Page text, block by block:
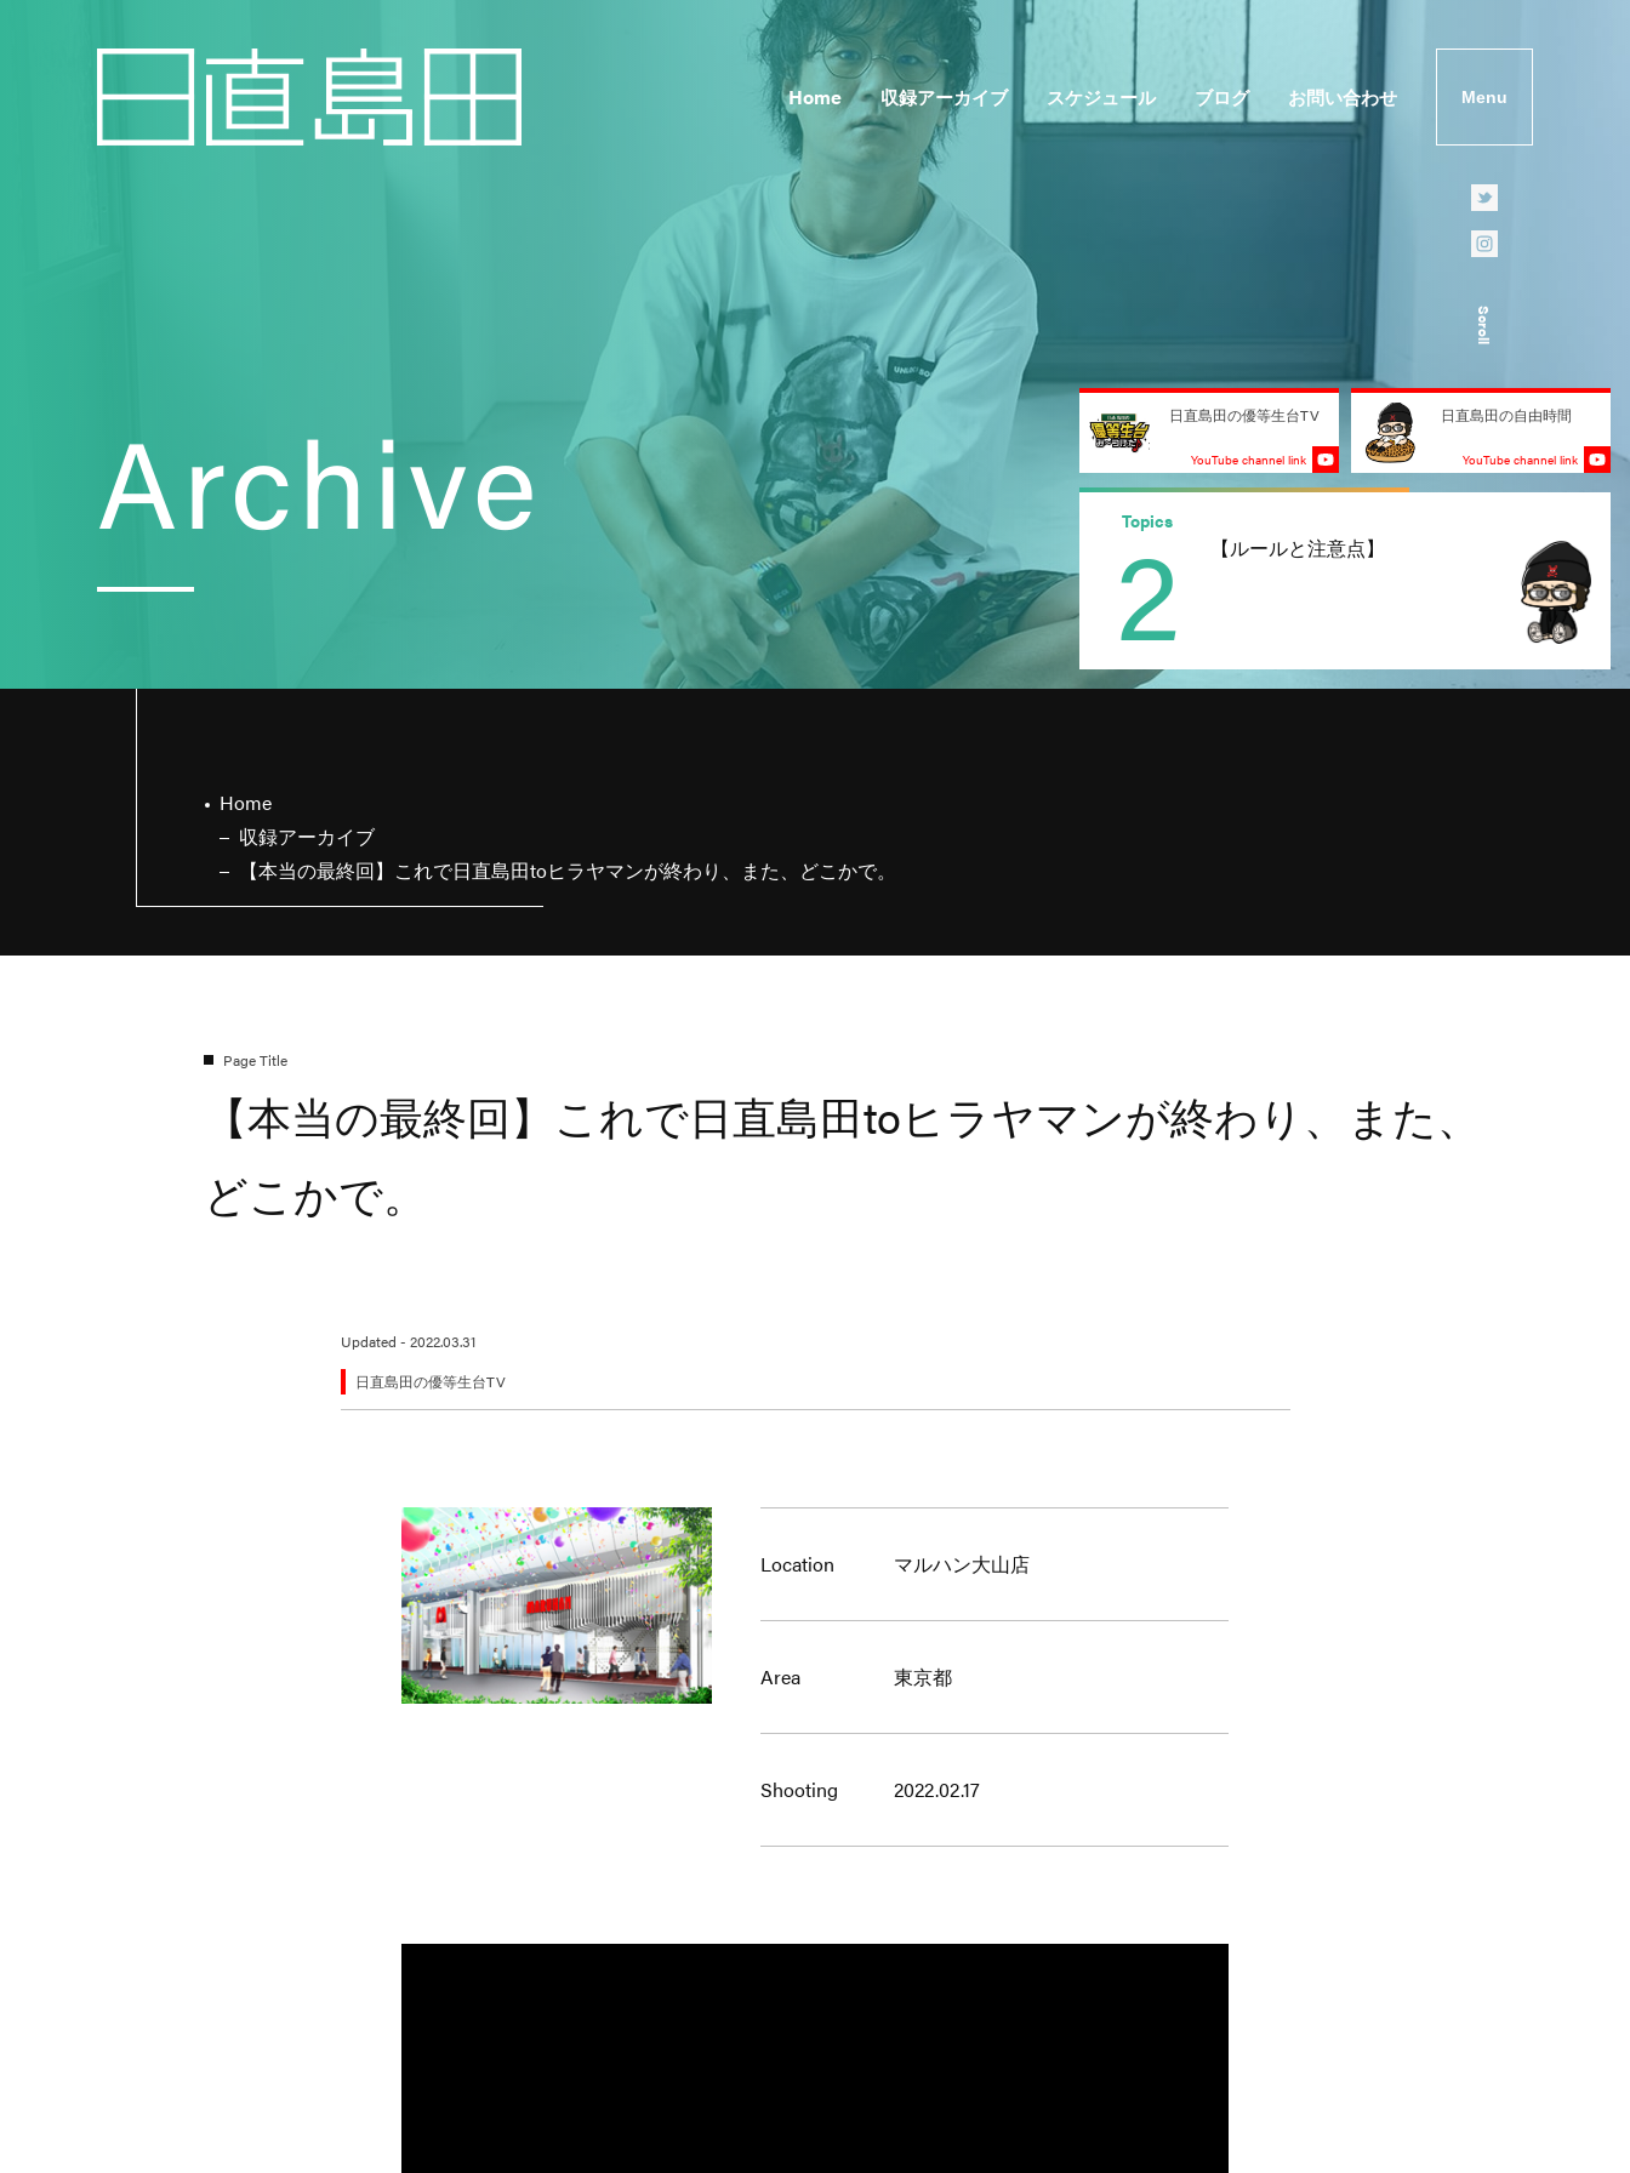
Home 収録アーカイブ スケジュール ブログ お問い合わせ Menu
Scroll
Archive 日直島田の優等生台TV
YouTube channel link
日直島田の自由時間
YouTube channel link
Topics3
収録の依頼・番組出演・取材や
YouTubeについて・その他お問い合
わせなどお気軽ご連絡くだ
1 【ルールと注意点】
Topics
2
Home
収録アーカイブ
【本当の最終回】これで日直島田toヒラヤマンが終わり、また、どこかで。
【本当の最終回】これで日直島田toヒラヤマンが終わり、また、
どこかで。
Updated - 2022.03.31
日直島田の優等生台TV
Location マルハン大山店
Area 東京都
Shooting 2022.02.17